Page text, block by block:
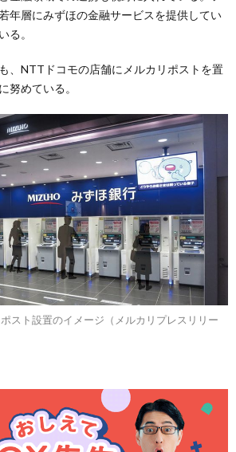
年層にみずほの金融サービスを提供してい
る。
、NTTドコモの店舗にメルカリポストを置
努めている。
スト設置のイメージ（メルカリプレスリリー